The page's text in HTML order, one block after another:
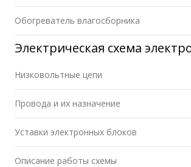
Обогреватель влагосборника
Электрическая схема
Низковольтные цепи
Провода и их назначение
Уставки электронных блоков
Описание работы схемы